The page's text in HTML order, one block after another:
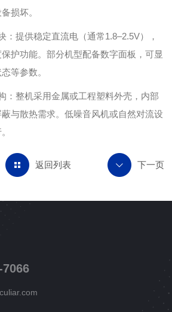
损坏。
提供稳定直流电（通常1.8–2.5V），
护功能。部分机型配备数字面板，可显
等参数。
整机采用金属或工程塑料外壳，内部
与散热需求。低噪音风机或自然对流设
返回列表
7066